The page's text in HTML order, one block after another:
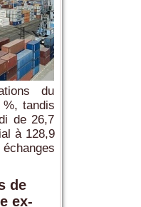
du
%, tandis
de 26,7
à 128,9
de
ex-